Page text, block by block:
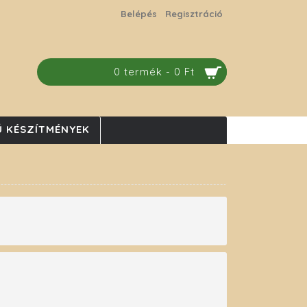
Belépés Regisztráció
0 termék - 0 Ft
KÉSZÍTMÉNYEK